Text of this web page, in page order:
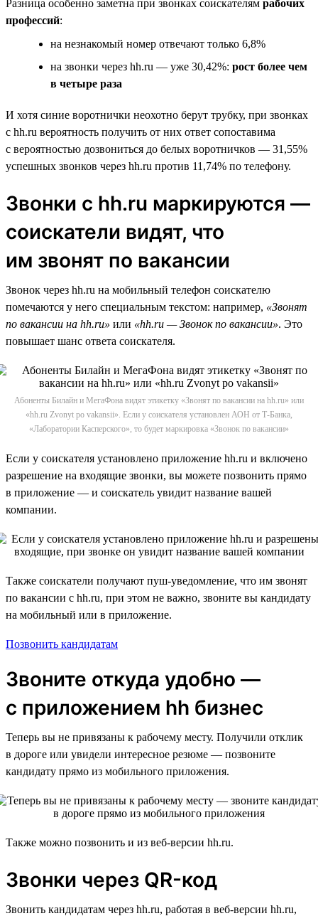
Разница особенно заметна при звонках соискателям рабочих
профессий:
на незнакомый номер отвечают только 6,8%
на звонки через hh.ru — уже 30,42%: рост более чем
в четыре раза
И хотя синие воротнички неохотно берут трубку, при звонках
с hh.ru вероятность получить от них ответ сопоставима
с вероятностью дозвониться до белых воротничков — 31,55%
успешных звонков через hh.ru против 11,74% по телефону.
Звонки с hh.ru маркируются —
соискатели видят, что
им звонят по вакансии
Звонок через hh.ru на мобильный телефон соискателю
помечаются у него специальным текстом: например, «Звонят
по вакансии на hh.ru» или «hh.ru — Звонок по вакансии». Это
повышает шанс ответа соискателя.
Абоненты Билайн и МегаФона видят этикетку «Звонят по вакансии на hh.ru» или
«hh.ru Zvonyt po vakansii». Если у соискателя установлен АОН от Т-Банка,
«Лаборатории Касперского», то будет маркировка «Звонок по вакансии»
Если у соискателя установлено приложение hh.ru и включено
разрешение на входящие звонки, вы можете позвонить прямо
в приложение — и соискатель увидит название вашей
компании.
Также соискатели получают пуш-уведомление, что им звонят
по вакансии с hh.ru, при этом не важно, звоните вы кандидату
на мобильный или в приложение.
Позвонить кандидатам
Звоните откуда удобно —
с приложением hh бизнес
Теперь вы не привязаны к рабочему месту. Получили отклик
в дороге или увидели интересное резюме — позвоните
кандидату прямо из мобильного приложения.
Также можно позвонить и из веб-версии hh.ru.
Звонки через QR-код
Звонить кандидатам через hh.ru, работая в веб-версии hh.ru,